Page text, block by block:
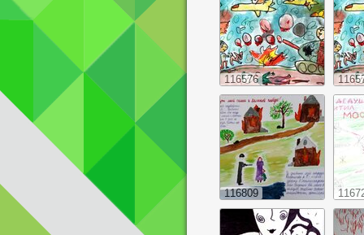
116576
116809